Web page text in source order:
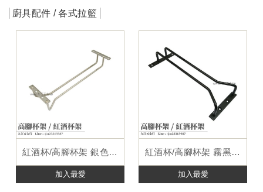
廚具配件 / 各式拉籃
紅酒杯/高腳杯架 銀色 (尺寸可訂製)
加入最愛
紅酒杯/高腳杯架 霧黑色 (尺寸可訂製)
加入最愛